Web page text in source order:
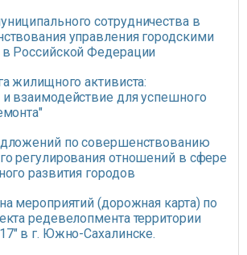
сотрудничества в
управления городскими
Российской Федерации
жилищного активиста:
взаимодействие для успешного
по совершенствованию
регулирования отношений в сфере
развития городов
мероприятий (дорожная карта) по
редевелопмента территории
в г. Южно-Сахалинске.